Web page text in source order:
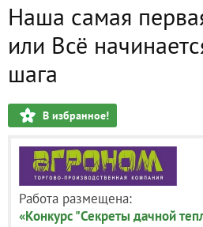
Наша самая
или Всё
шага
В избранное!
Работа размещена:
«Конкурс "Секреты дачной